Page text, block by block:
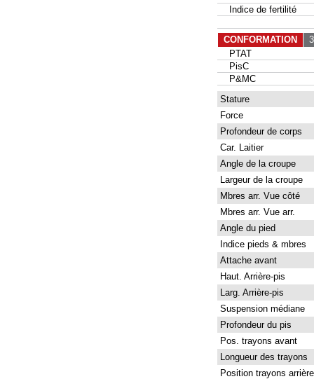
Indice de fertilité
CONFORMATION
PTAT
PisC
P&MC
Stature
Force
Profondeur de corps
Car. Laitier
Angle de la croupe
Largeur de la croupe
Mbres arr. Vue côté
Mbres arr. Vue arr.
Angle du pied
Indice pieds & mbres
Attache avant
Haut. Arrière-pis
Larg. Arrière-pis
Suspension médiane
Profondeur du pis
Pos. trayons avant
Longueur des trayons
Position trayons arrière